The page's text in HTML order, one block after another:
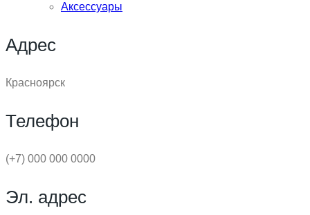
Аксессуары
Адрес
Красноярск
Телефон
(+7) 000 000 0000
Эл. адрес